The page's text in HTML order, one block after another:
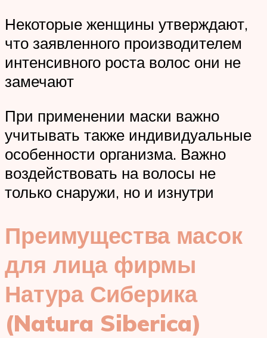
Некоторые женщины утверждают,
что заявленного производителем
интенсивного роста волос они не
замечают
При применении маски важно
учитывать также индивидуальные
особенности организма. Важно
воздействовать на волосы не
только снаружи, но и изнутри
Преимущества масок
для лица фирмы
Натура Сиберика
(Natura Siberica)